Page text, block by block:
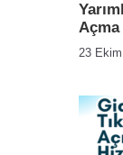
Açma
23